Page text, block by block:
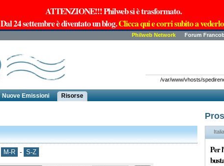
ATTENZIONE!!! Philweb si è trasformato.
Dal 24 settembre è diventato un blog.Clicca qui e corri subito a
Philweb Network Forum
/var/www/vhosts/
Nuove Emissioni Risorse
M-R - S-Z
Italia
Per